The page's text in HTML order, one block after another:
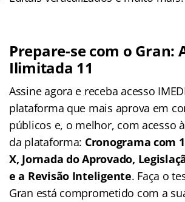
Prepare-se com o Gran:
Ilimitada 11
Assine agora e receba acesso
plataforma que mais aprova em
públicos e, o melhor, com acesso
da plataforma: Cronograma com
X, Jornada do Aprovado,
e a Revisão Inteligente. Faça o
Gran está comprometido com a